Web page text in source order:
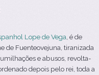
Lope de Vega , é de
de Fuenteovejuna, tiranizada
e abusos, revolta-
depois pelo rei, toda a